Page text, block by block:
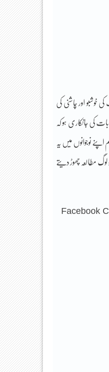
خوشبو اور چاشنی کی
کی جانکاری ہو کہ
نوجوانوں میں یہ
مطالعہ چھوڑ دیتے
Facebook